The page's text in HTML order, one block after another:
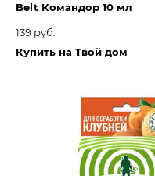
Belt Командор 10 мл
139 руб.
Купить на Твой дом